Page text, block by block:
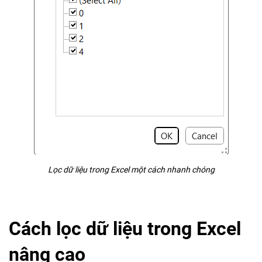
Lọc dữ liệu trong Excel một cách nhanh chóng
Cách lọc dữ liệu trong Excel
nâng cao